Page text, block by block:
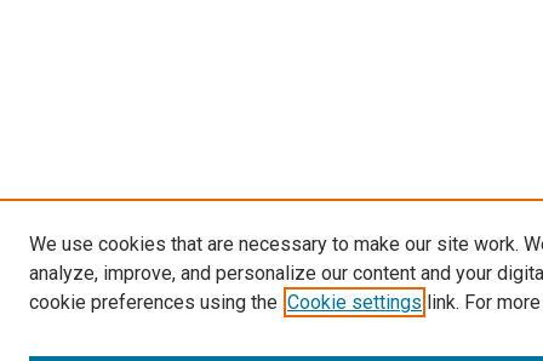
We use cookies that are necessary to make our site work.
analyze, improve, and personalize our content and your
cookie preferences using the Cookie settings link. For